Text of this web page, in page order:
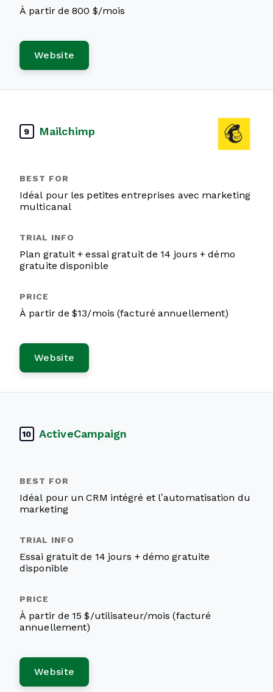
À partir de 800 $/mois
Website
9 Mailchimp
Idéal pour les petites entreprises avec marketing
multicanal
Plan gratuit + essai gratuit de 14 jours + démo
gratuite disponible
À partir de $13/mois (facturé annuellement)
Website
10 ActiveCampaign
Idéal pour un CRM intégré et l’automatisation du
marketing
Essai gratuit de 14 jours + démo gratuite
disponible
À partir de 15 $/utilisateur/mois (facturé
annuellement)
Website